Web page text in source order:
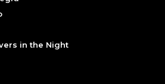
in the Night